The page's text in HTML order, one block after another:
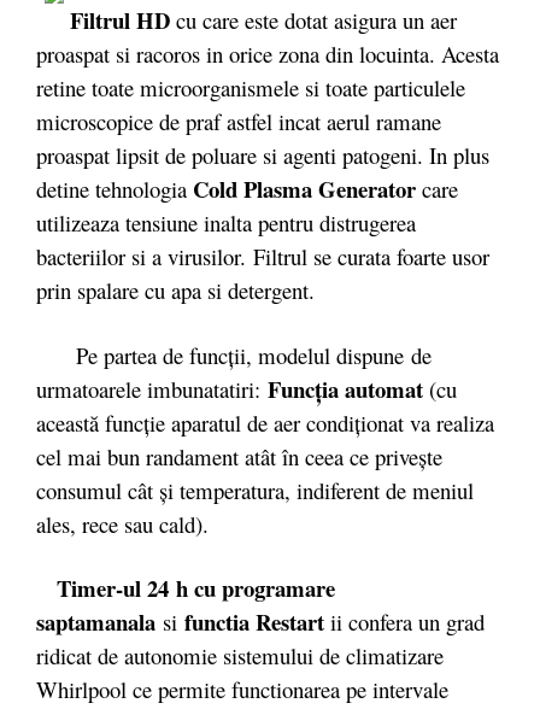
Filtrul HD cu care este dotat asigura un aer
proaspat si racoros in orice zona din locuinta. Acesta
retine toate microorganismele si toate particulele
microscopice de praf astfel incat aerul ramane
proaspat lipsit de poluare si agenti patogeni. In plus
detine tehnologia Cold Plasma Generator care
utilizeaza tensiune inalta pentru distrugerea
bacteriilor si a virusilor. Filtrul se curata foarte usor
prin spalare cu apa si detergent.
Pe partea de funcții, modelul dispune de
urmatoarele imbunatatiri: Funcţia automat (cu
această funcţie aparatul de aer condiţionat va realiza
cel mai bun randament atât în ceea ce priveşte
consumul cât şi temperatura, indiferent de meniul
ales, rece sau cald).
Timer-ul 24 h cu programare
saptamanala si functia Restart ii confera un grad
ridicat de autonomie sistemului de climatizare
Whirlpool ce permite functionarea pe intervale